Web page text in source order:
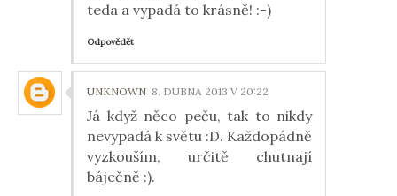
teda a vypadá to krásně! :-)
Odpovědět
UNKNOWN 8. DUBNA 2013 V 20:22
Já když něco peču, tak to nikdy
nevypadá k světu :D. Každopádně
vyzkouším, určitě chutnají
báječně :).